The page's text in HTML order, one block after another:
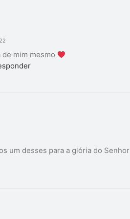
mim mesmo
um desses para a glória do Senhor